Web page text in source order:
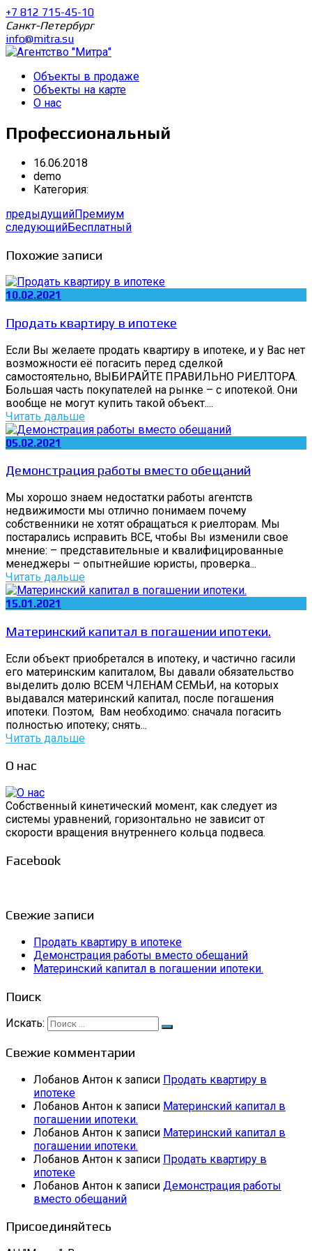
+7 812 715-45-10
Санкт-Петербург
info@mitra.su
Объекты в продаже
Объекты на карте
О нас
Профессиональный
16.06.2018
demo
Категория:
предыдущийПремиум
следующийБесплатный
Похожие записи
10.02.2021
Продать квартиру в ипотеке
Если Вы желаете продать квартиру в ипотеке, и у Вас нет
возможности её погасить перед сделкой
самостоятельно, ВЫБИРАЙТЕ ПРАВИЛЬНО РИЕЛТОРА.
Большая часть покупателей на рынке – с ипотекой. Они
вообще не могут купить такой объект....
Читать дальше
05.02.2021
Демонстрация работы вместо обещаний
Мы хорошо знаем недостатки работы агентств
недвижимости мы отлично понимаем почему
собственники не хотят обращаться к риелторам. Мы
постарались исправить ВСЕ, чтобы Вы изменили свое
мнение: – представительные и квалифицированные
менеджеры – опытнейшие юристы, проверка...
Читать дальше
15.01.2021
Материнский капитал в погашении ипотеки.
Если объект приобретался в ипотеку, и частично гасили
его материнским капиталом, Вы давали обязательство
выделить долю ВСЕМ ЧЛЕНАМ СЕМЬИ, на которых
выдавался материнский капитал, после погашения
ипотеки. Поэтом, Вам необходимо: сначала погасить
полностью ипотеку; снять...
Читать дальше
О нас
Собственный кинетический момент, как следует из
системы уравнений, горизонтально не зависит от
скорости вращения внутреннего кольца подвеса.
Facebook
Свежие записи
Продать квартиру в ипотеке
Демонстрация работы вместо обещаний
Материнский капитал в погашении ипотеки.
Поиск
Искать:
Свежие комментарии
Лобанов Антон к записи Продать квартиру в
ипотеке
Лобанов Антон к записи Материнский капитал в
погашении ипотеки.
Лобанов Антон к записи Материнский капитал в
погашении ипотеки.
Лобанов Антон к записи Продать квартиру в
ипотеке
Лобанов Антон к записи Демонстрация работы
вместо обещаний
Присоединяйтесь